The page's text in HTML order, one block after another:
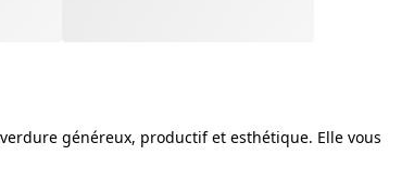
généreux, productif et esthétique. Elle vous